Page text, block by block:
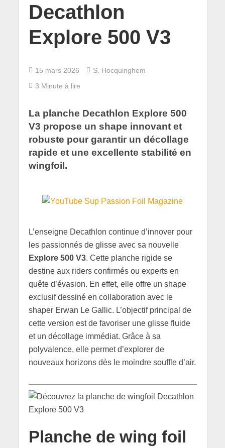
Decathlon
Explore 500 V3
15 mars 2026
S. Hocquinghem
3 Minute à lire
La planche Decathlon Explore 500
V3 propose un shape innovant et
robuste pour garantir un décollage
rapide et une excellente stabilité en
wingfoil.
L’enseigne Decathlon continue d’innover pour
les passionnés de glisse avec sa nouvelle
Explore 500 V3. Cette planche rigide se
destine aux riders confirmés ou experts en
quête d’évasion. En effet, elle offre un shape
exclusif dessiné en collaboration avec le
shaper Erwan Le Gallic. L’objectif principal de
cette version est de favoriser une glisse fluide
et un décollage immédiat. Grâce à sa
polyvalence, elle permet d’explorer de
nouveaux horizons dès le moindre souffle d’air.
Planche de wing foil